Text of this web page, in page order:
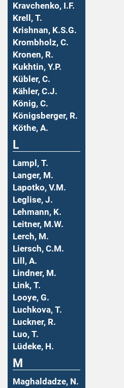
Kravchenko, I.F.
Krell, T.
Krishnan, K.S.G.
Krombholz, C.
Kronen, R.
Kukhtin, Y.P.
Kübler, C.
Kähler, C.J.
König, C.
Königsberger, R.
Köthe, A.
L
Lampl, T.
Langer, M.
Lapotko, V.M.
Leglise, J.
Lehmann, K.
Leitner, M.W.
Lerch, M.
Liersch, C.M.
Lill, A.
Lindner, M.
Link, T.
Looye, G.
Luchkova, T.
Luckner, R.
Luo, T.
Lüdeke, H.
M
Maghaldadze, N.